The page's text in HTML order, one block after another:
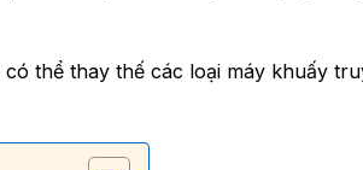
có thể thay thế các loại máy khuấy